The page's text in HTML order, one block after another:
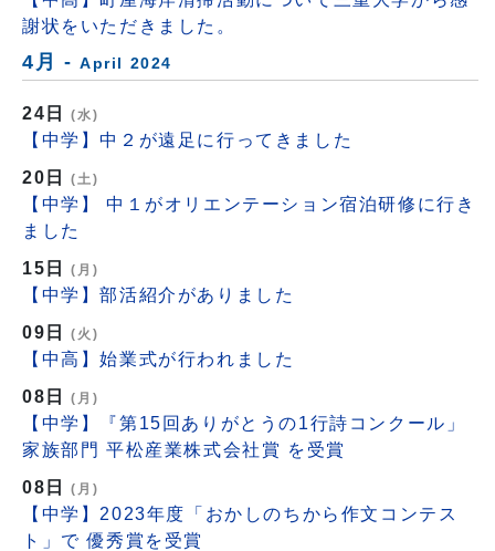
謝状をいただきました。
4月 - April 2024
24日(水)
【中学】中２が遠足に行ってきました
20日(土)
【中学】 中１がオリエンテーション宿泊研修に行き
ました
15日(月)
【中学】部活紹介がありました
09日(火)
【中高】始業式が行われました
08日(月)
【中学】『第15回ありがとうの1行詩コンクール」
家族部門 平松産業株式会社賞 を受賞
08日(月)
【中学】2023年度「おかしのちから作文コンテス
ト」で 優秀賞を受賞